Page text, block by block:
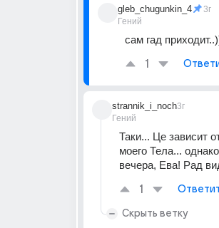
gleb_chugunkin_4
Гений
3г
сам гад
1
strannik_i_noch
Гений
3г
Таки... Це зависит
моего Тела...
вечера, Ева! Рад
1
Скрыть ветку